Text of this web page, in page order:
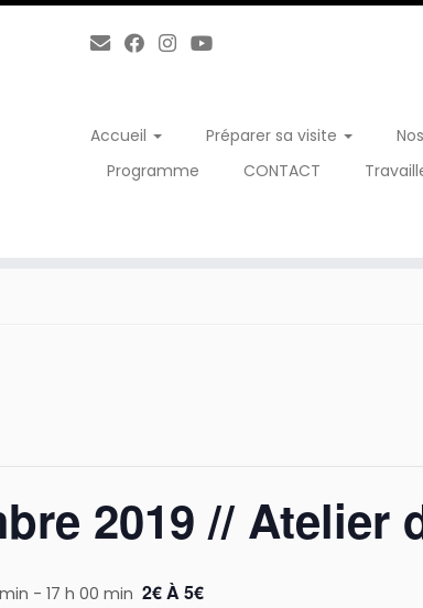
Accueil
Préparer sa visite
Programme
CONTACT
2019 // Atelier
- 17 h 00 min 2€ À 5€